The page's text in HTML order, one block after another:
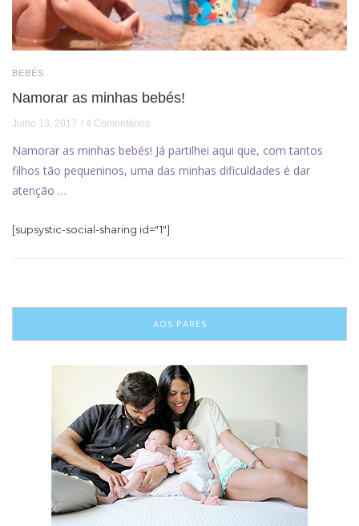
BEBÉS
Namorar as minhas bebés!
Julho 13, 2017 4 Comentários
Namorar as minhas bebés! Já partilhei aqui que, com tantos
filhos tão pequeninos, uma das minhas dificuldades é dar
atenção …
[supsystic-social-sharing id="1"]
AOS PARES